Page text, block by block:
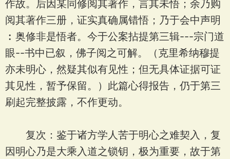
作故。后因某同修阅其著作，言其未悟；余乃购
阅其著作三册，证实真确属错悟；乃于会中声明
︰奥修非是悟者。今于公案拈提第三辑---宗门道
眼--书中已叙，佛子阅之可解。（克里希纳穆提
亦未明心，然疑其似有见性；但无具体证据可证
其见性，暂予保留。）此篇心得报告，仍于第三
刷起完整披露，不作更动。
复次：鉴于诸方学人苦于明心之难契入，复
因明心乃是大乘入道之锁钥，极为重要，故于第